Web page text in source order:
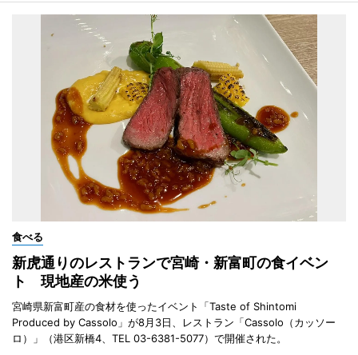
食べる
新虎通りのレストランで宮崎・新富町の食イベン
ト 現地産の米使う
宮崎県新富町産の食材を使ったイベント「Taste of Shintomi
Produced by Cassolo」が8月3日、レストラン「Cassolo（カッソー
ロ）」（港区新橋4、TEL 03-6381-5077）で開催された。